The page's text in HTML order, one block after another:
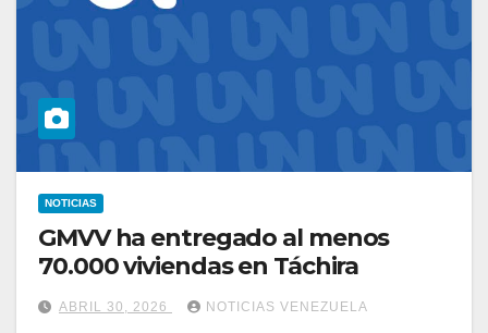
NOTICIAS
GMVV ha entregado al menos
70.000 viviendas en Táchira
ABRIL 30, 2026 NOTICIAS VENEZUELA